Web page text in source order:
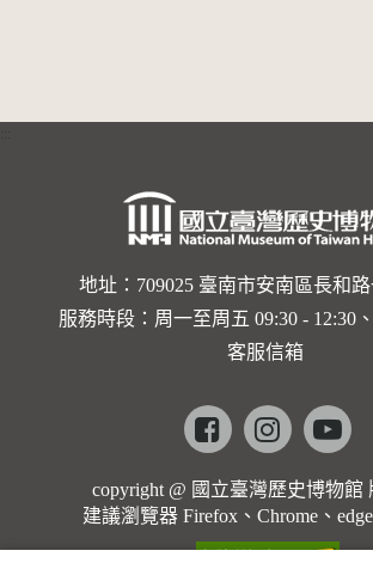
地址：709025 臺南市安南區長和
服務時段：周一至周五 09:30 - 12:30
客服信箱
Facebookinstagram
copyright @ 國立臺灣歷史博物館
建議瀏覽器 Firefox、Chrome、